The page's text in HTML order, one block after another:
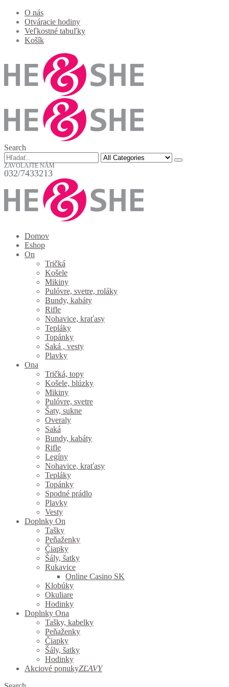
O nás
Otváracie hodiny
Veľkostné tabuľky
Košík
Search
ZAVOLAJTE NÁM
032/7433213
Domov
Eshop
On
Tričká
Košele
Mikiny
Pulóvre, svetre, roláky
Bundy, kabáty
Rifle
Nohavice, kraťasy
Tepláky
Topánky
Saká , vesty
Plavky
Ona
Tričká, topy
Košele, blúzky
Mikiny
Pulóvre, svetre
Šaty, sukne
Overaly
Saká
Bundy, kabáty
Rifle
Legíny
Nohavice, kraťasy
Tepláky
Topánky
Spodné prádlo
Plavky
Vesty
Doplnky On
Tašky
Peňaženky
Čiapky
Šály, šatky
Rukavice
Online Casino SK
Klobúky
Okuliare
Hodinky
Doplnky Ona
Tašky, kabelky
Peňaženky
Čiapky
Šály, šatky
Hodinky
Akciové ponukyZĽAVY